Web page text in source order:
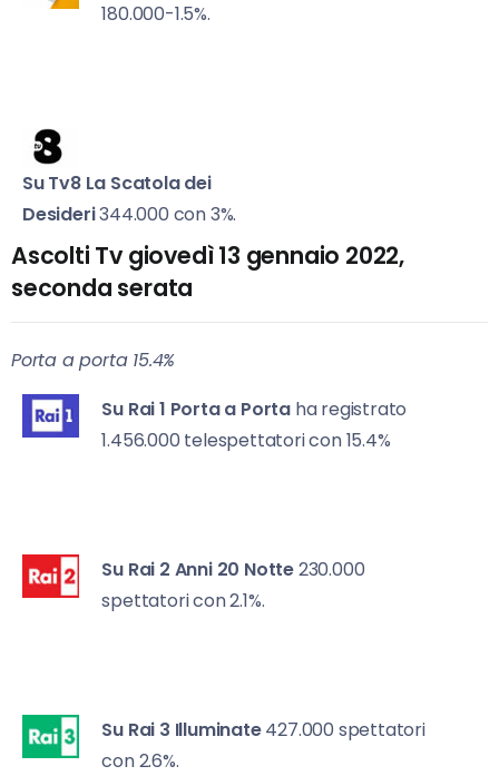
180.000-1.5%.
Su Tv8 La Scatola dei
Desideri344.000 con 3%.
Ascolti Tv giovedì 13 gennaio 2022,
seconda serata
Porta a porta 15.4%
Su Rai 1 Porta a Porta ha registrato
1.456.000 telespettatori con 15.4%
Su Rai 2 Anni 20 Notte230.000
spettatori con 2.1%.
Su Rai 3 Illuminate427.000 spettatori
con 2.6%.